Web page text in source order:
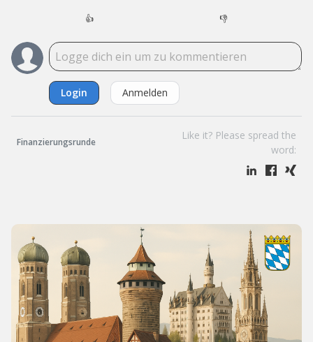
👍 👎
Login Anmelden
Finanzierungsrunde
Like it? Please spread the
word: